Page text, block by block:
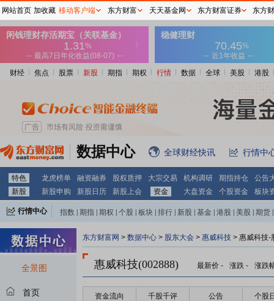
财经 焦点 股票 新股 期指 期权 行情 数据 全球 美股 港股
数据中心 全球财经快讯 行情中
特色 龙虎榜单 融资融券 股权质押 大宗交易 机构调研 期指持仓
公告
新股
新股申购 新股日历 新股上会 资金 大盘资金 个股资金 板块
行情中心 指数 期指 期权 个股 板块 排行 新股 基金 港股 美股 期货
全景图
首页
东方财富网 > 数据中心 > 股东大会 > 惠威科技 > 惠威科技-
惠威科技(002888) 最新价 - 涨跌 - 涨跌
资金流向 千股千评 公告 个股
网站首页 加收藏 移动客户端 东方财富 天天基金网 东方财富证券 东方